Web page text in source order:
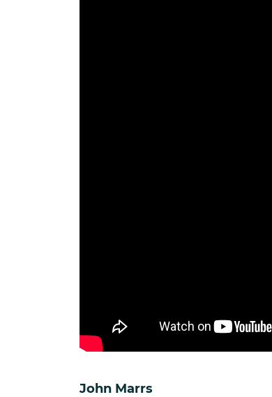
John Marrs